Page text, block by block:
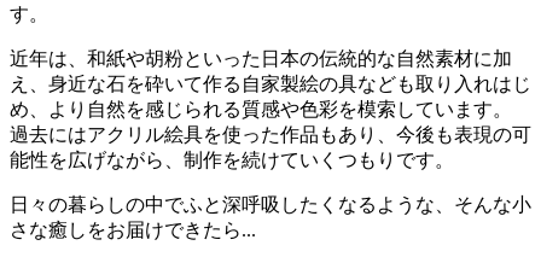
す。
近年は、和紙や胡粉といった日本の伝統的な自然素材に加
え、身近な石を砕いて作る自家製絵の具なども取り入れはじ
め、より自然を感じられる質感や色彩を模索しています。
過去にはアクリル絵具を使った作品もあり、今後も表現の可
能性を広げながら、制作を続けていくつもりです。
日々の暮らしの中でふと深呼吸したくなるような、そんな小
さな癒しをお届けできたら...